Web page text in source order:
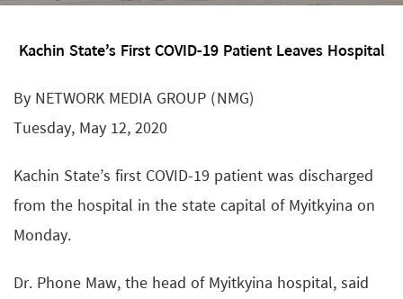
Kachin State’s First COVID-19 Patient Leaves Hospital
By NETWORK MEDIA GROUP (NMG)
Tuesday, May 12, 2020
Kachin State’s first COVID-19 patient was discharged
from the hospital in the state capital of Myitkyina on
Monday.
Dr. Phone Maw, the head of Myitkyina hospital, said